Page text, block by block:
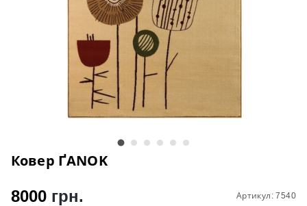
Ковер ҐANOK
Артикул: 7540
8000 грн.